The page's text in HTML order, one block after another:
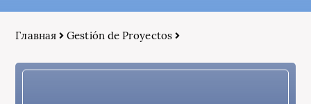
Главная Gestión de Proyectos